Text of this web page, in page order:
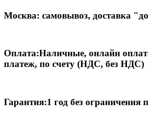
Москва: самовывоз, доставка
Оплата:Наличные, онлайн
платеж, по счету (НДС, без НДС)
Гарантия:1 год без ограничения